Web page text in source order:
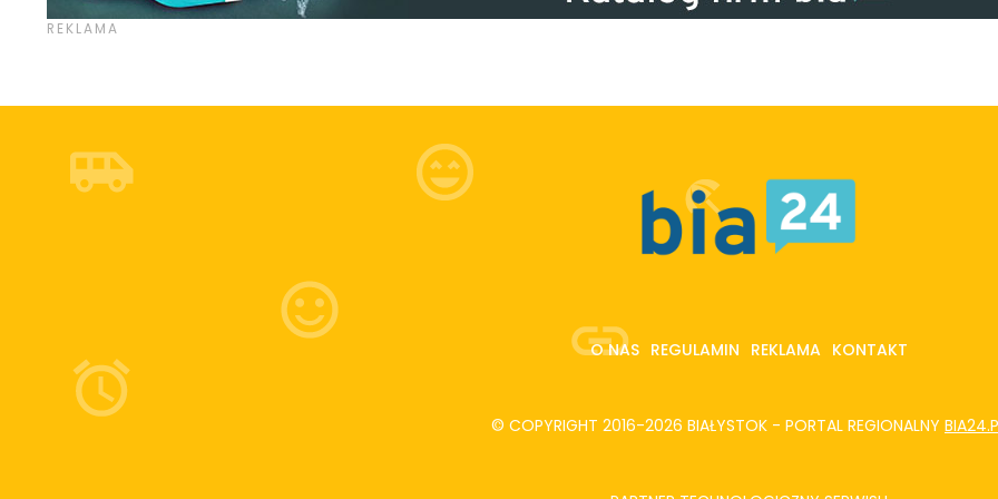
O NAS REGULAMIN REKLAMA KONTAKT
© COPYRIGHT 2016-2026 BIAŁYSTOK - PORTAL REGIONALNY